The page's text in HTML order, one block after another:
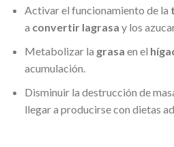
Activar el funcionamiento de la
a convertir lagrasa y los
Metabolizar la grasa en el
acumulación.
Disminuir la destrucción de
llegar a producirse con dietas